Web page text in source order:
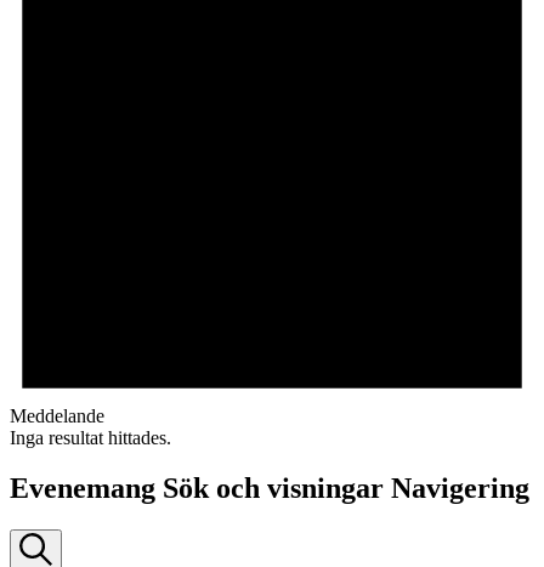
Meddelande
Inga resultat hittades.
Evenemang Sök och visningar Navigering